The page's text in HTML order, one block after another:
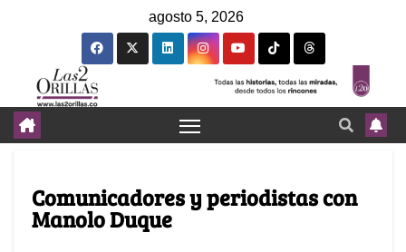
agosto 5, 2026
Comunicadores y periodistas con
Manolo Duque